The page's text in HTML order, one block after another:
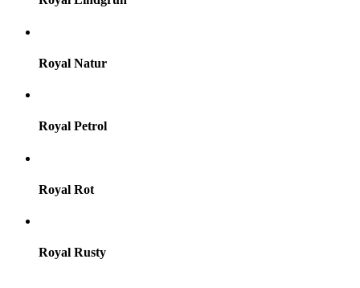
Royal Natur
Royal Petrol
Royal Rot
Royal Rusty